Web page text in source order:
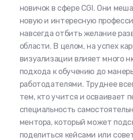
новичок в сфере CGI. Они
новую и интересную
навсегда отбить желание
области. В целом, на успех
визуализации влияет много
подхода к обучению до
работодателями. Труднее
тем, кто учится и осваивает
специальность
ментора, который может
поделиться кейсами или